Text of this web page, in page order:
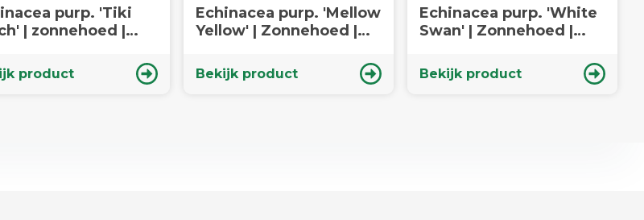
purp. 'Tiki
| zonnehoed |
product
Echinacea purp. 'Mellow
Yellow' | Zonnehoed |
Bekijk product
Echinacea purp. 'White
Swan' | Zonnehoed |
Bekijk product